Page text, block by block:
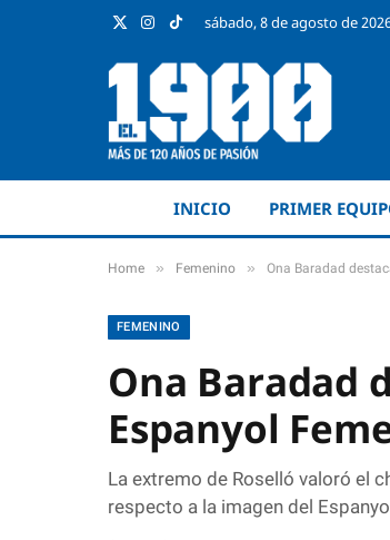
X
Instagram
TikToksábado, 8 de agosto de
INICIO PRIMER
Home » Femenino » Ona Baradad
FEMENINO
Ona Baradad
Espanyol
La extremo de Roselló valoró el
respecto a la imagen del